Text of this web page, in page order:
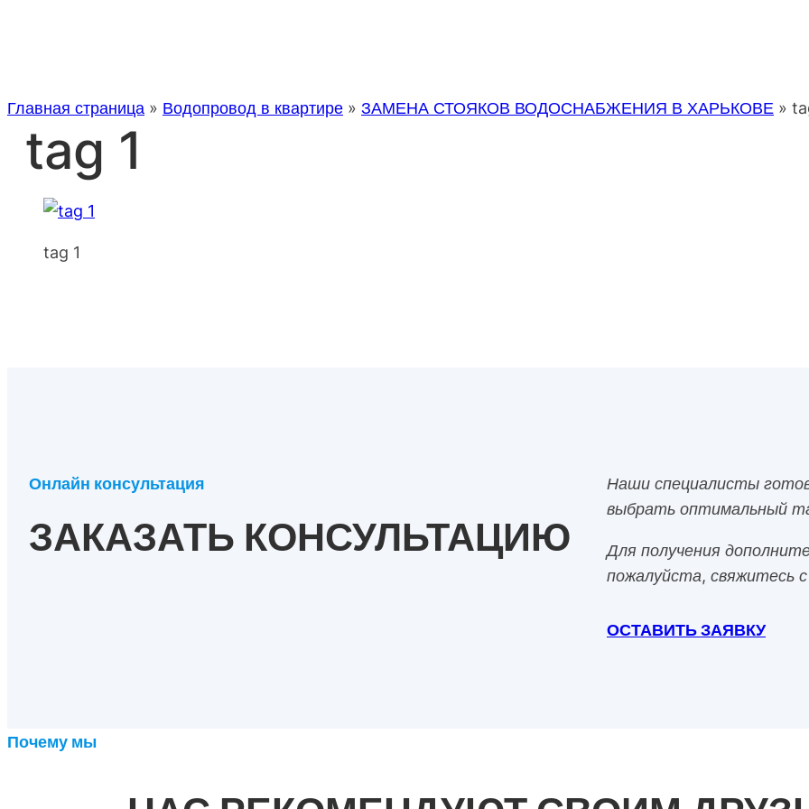
Главная страница » Водопровод в квартире » ЗАМЕНА СТОЯКОВ ВОДОСНАБЖЕНИЯ В ХАРЬКОВЕ »
tag 1
tag 1
Онлайн консультация
ЗАКАЗАТЬ КОНСУЛЬТАЦИЮ
Наши специалисты
выбрать оптимальный
Для получения
пожалуйста, свяжитесь
ОСТАВИТЬ ЗАЯВКУ
Почему мы